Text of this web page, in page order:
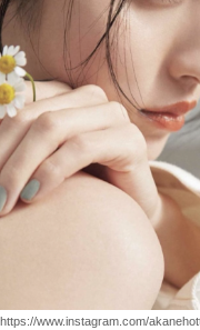
https://www.instagram.com/